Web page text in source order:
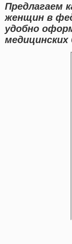
Предлагаем
женщин в
удобно